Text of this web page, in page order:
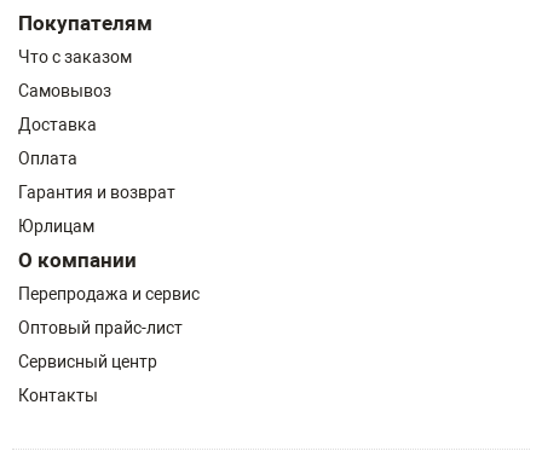
Покупателям
Что с заказом
Самовывоз
Доставка
Оплата
Гарантия и возврат
Юрлицам
О компании
Перепродажа и сервис
Оптовый прайс-лист
Сервисный центр
Контакты